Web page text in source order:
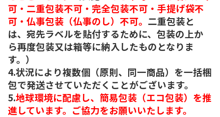
可・二重包装不可・完全包装不可・手提げ袋不
可・仏事包装（仏事のし）不可。 二重包装と
は、宛先ラベルを貼付するために、包装の上か
ら再度包装又は箱等に納入したものとなりま
す。）
4.状況により複数個（原則、同一商品）を一括梱
包で発送させていただくことがございます。
5.地球環境に配慮し、簡易包装（エコ包装）を推
進しています。ご協力をお願いいたします。